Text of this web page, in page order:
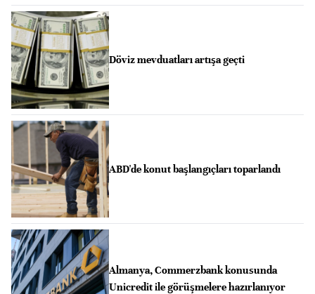
Döviz mevduatları artışa geçti
ABD'de konut başlangıçları toparlandı
Almanya, Commerzbank konusunda
Unicredit ile görüşmelere hazırlanıyor